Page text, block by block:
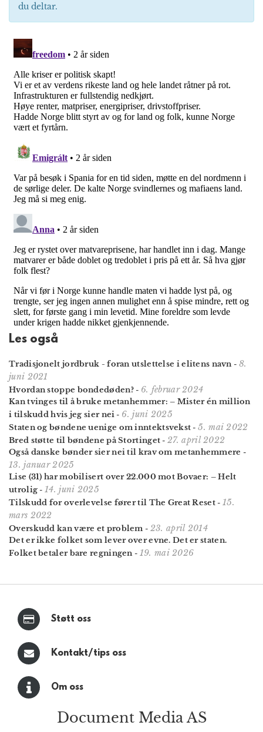
du deltar.
Les også
Tradisjonelt jordbruk - foran utslettelse i elitens navn - 8.
juni 2021
Hvordan stoppe bondedøden?- 6. februar 2024
Kan tvinges til å bruke metan­hemmer: – Mister én million
i tilskudd hvis jeg sier nei - 6. juni 2025
Staten og bøndene uenige om inntektsvekst -5. mai 2022
Bred støtte til bøndene på Stortinget - 27. april 2022
Også danske bønder sier nei til krav om metan­hemmere -
13. januar 2025
Lise (31) har mobilisert over 22.000 mot Bovaer: – Helt
utrolig - 14. juni 2025
Tilskudd for overlevelse fører til The Great Reset - 15.
mars 2022
Overskudd kan være et problem - 23. april 2014
Det er ikke folket som lever over evne. Det er staten.
Folket betaler bare regningen - 19. mai 2026
Støtt oss
Kontakt/tips oss
Om oss
Document Media AS